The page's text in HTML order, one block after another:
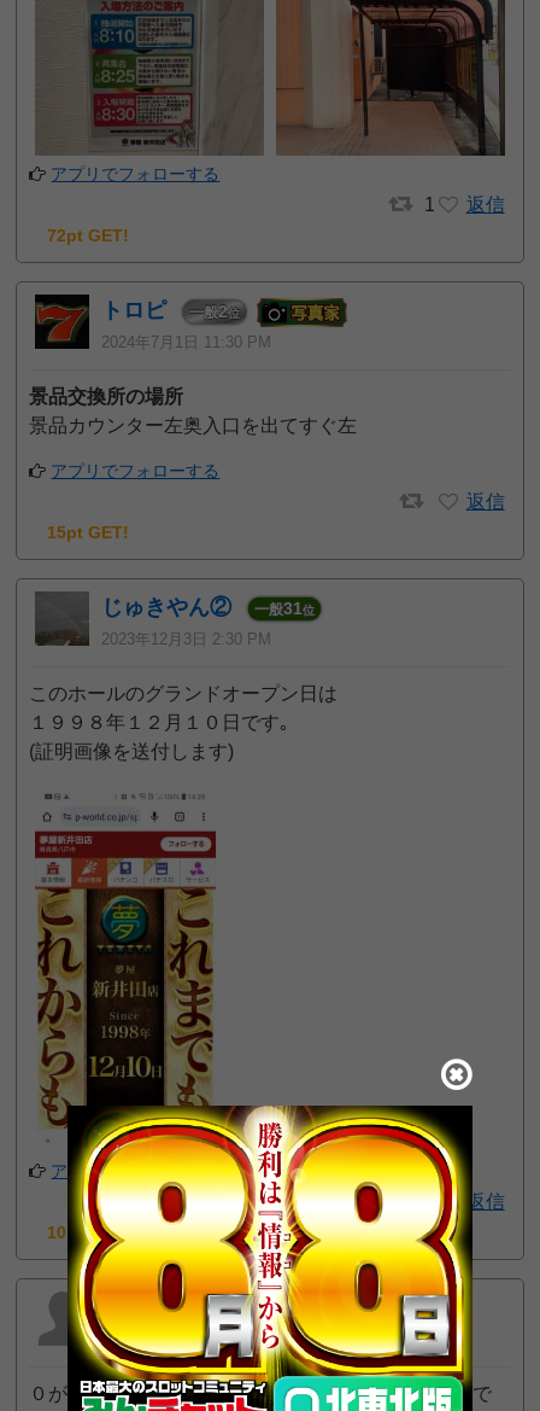
アプリでフォローする
1 返信
72pt GET!
トロピ 一般2位
2024年7月1日 11:30 PM
景品交換所の場所
景品カウンター左奥入口を出てすぐ左
アプリでフォローする
返信
15pt GET!
じゅきやん② 一般31位
2023年12月3日 2:30 PM
このホールのグランドオープン日は
１９９８年１２月１０日です｡
(証明画像を送付します)
アプリでフォローする
返信
10pt GET!
ハナマニア
2023年9月23日 6:51 PM
０が熱いとか、そんなものハナハナにはありませんで